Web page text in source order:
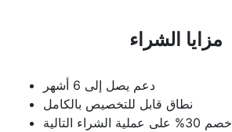
مزايا الشراء
دعم يصل إلى 6 أشهر
نطاق قابل للتخصيص بالكامل
خصم 30% على عملية الشراء التالية